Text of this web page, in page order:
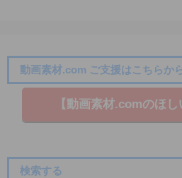
動画素材.com ご支援はこちらか
【動画素材.co​mのほし
検索する